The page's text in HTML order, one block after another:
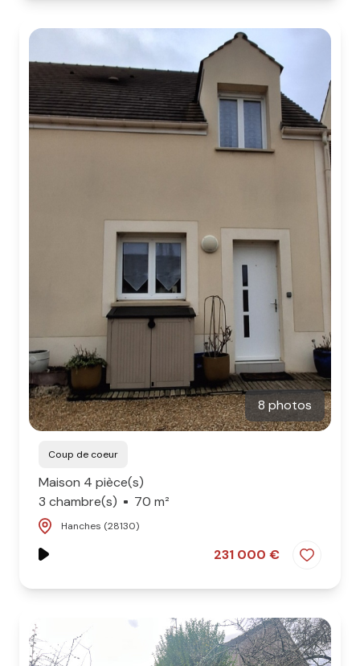
8 photos
Coup de coeur
Maison 4 pièce(s)
3 chambre(s)
70 m²
Hanches (28130)
231 000 €